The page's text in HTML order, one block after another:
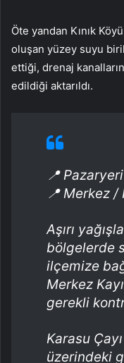
Öte yandan Kınık
oluşan yüzey suyu
ettiği, drenaj
edildiği aktarıldı.
📍
📍 Merkez /
Aşırı
bölgelerde
ilçemize
Merkez
gerekli
Karasu
üzerindeki